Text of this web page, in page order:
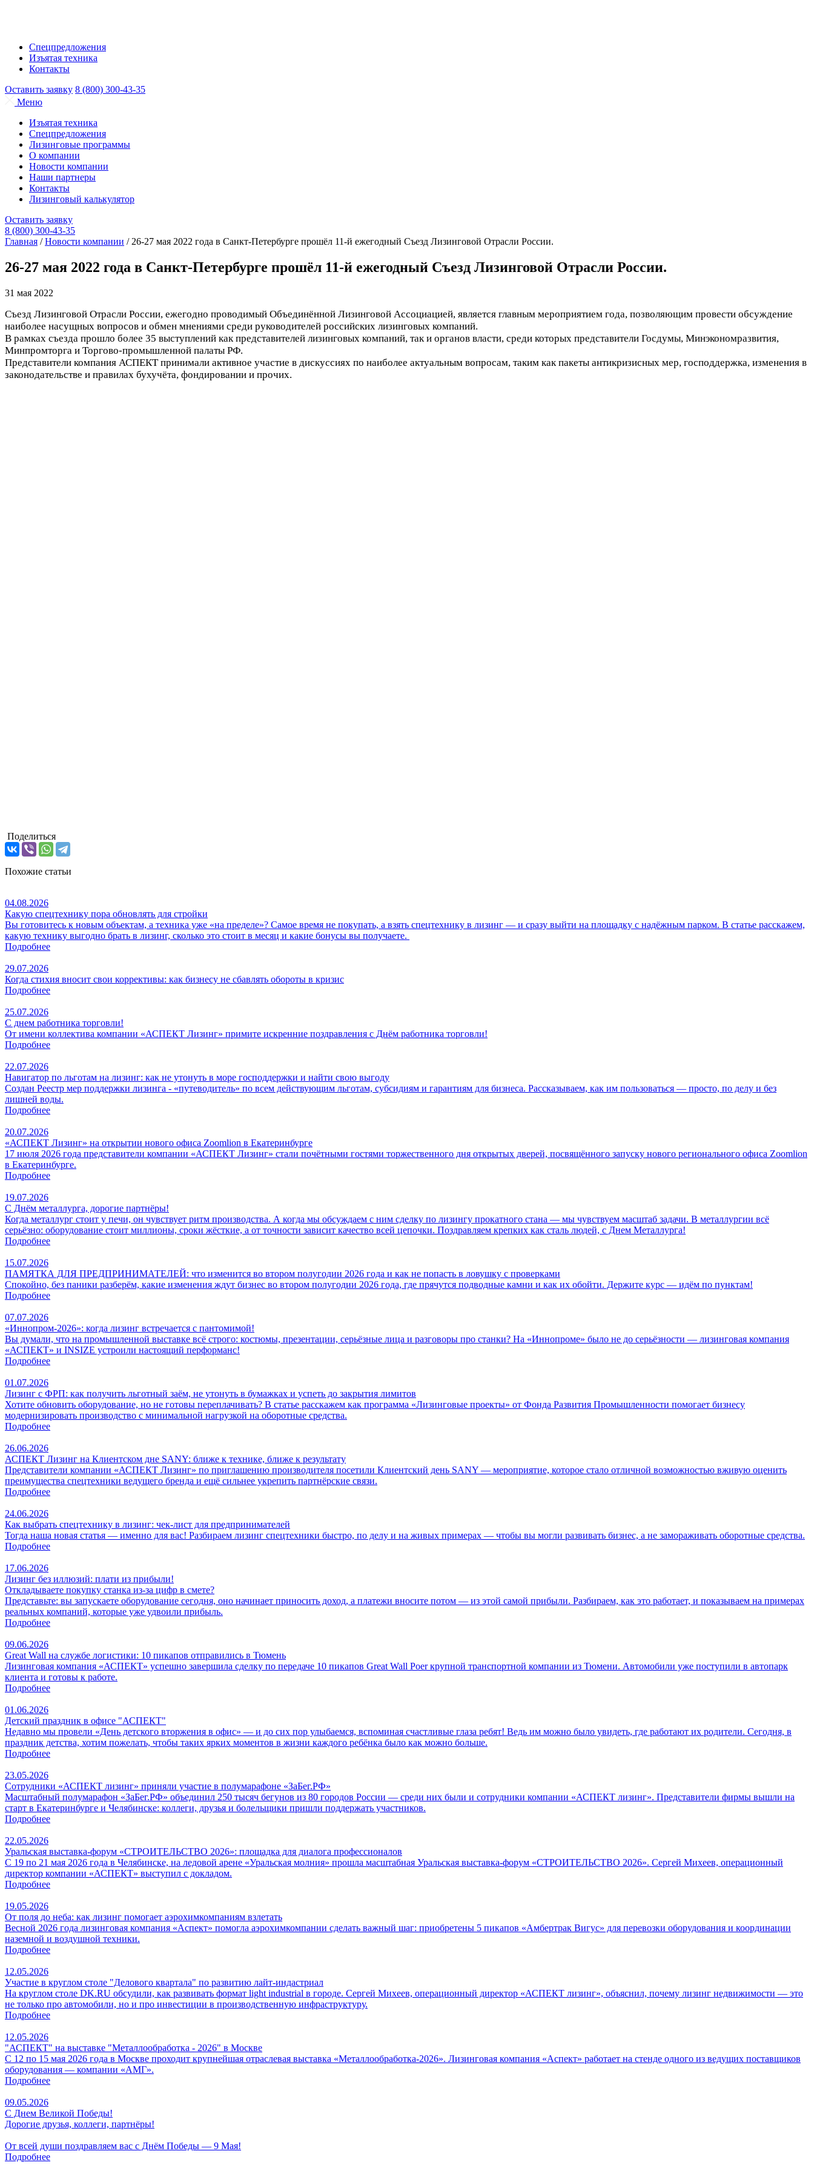
Спецпредложения
Изъятая техника
Контакты
Оставить заявку 8 (800) 300-43-35
Меню
Изъятая техника
Спецпредложения
Лизинговые программы
О компании
Новости компании
Наши партнеры
Контакты
Лизинговый калькулятор
Оставить заявку
8 (800) 300-43-35
Главная /Новости компании / 26-27 мая 2022 года в Санкт-Петербурге прошёл 11-й ежегодный Съезд Лизинговой Отрасли России.
26-27 мая 2022 года в Санкт-Петербурге прошёл 11-й ежегодный Съезд Лизинговой Отрасли России.
31 мая 2022
Съезд Лизинговой Отрасли России, ежегодно проводимый Объединённой Лизинговой Ассоциацией, является главным мероприятием года, позволяющим провести обсуждение
наиболее насущных вопросов и обмен мнениями среди руководителей российских лизинговых компаний.
В рамках съезда прошло более 35 выступлений как представителей лизинговых компаний, так и органов власти, среди которых представители Госдумы, Минэкономразвития,
Минпромторга и Торгово-промышленной палаты РФ.
Представители компания АСПЕКТ принимали активное участие в дискуссиях по наиболее актуальным вопросам, таким как пакеты антикризисных мер, господдержка, изменения в
законодательстве и правилах бухучёта, фондировании и прочих.
Поделиться
Похожие статьи
04.08.2026
Какую спецтехнику пора обновлять для стройки
Вы готовитесь к новым объектам, а техника уже «на пределе»? Самое время не покупать, а взять спецтехнику в лизинг — и сразу выйти на площадку с надёжным парком. В статье расскажем,
какую технику выгодно брать в лизинг, сколько это стоит в месяц и какие бонусы вы получаете.
Подробнее
29.07.2026
Когда стихия вносит свои коррективы: как бизнесу не сбавлять обороты в кризис
Подробнее
25.07.2026
С днем работника торговли!
От имени коллектива компании «АСПЕКТ Лизинг» примите искренние поздравления с Днём работника торговли!
Подробнее
22.07.2026
Навигатор по льготам на лизинг: как не утонуть в море господдержки и найти свою выгоду
Создан Реестр мер поддержки лизинга - «путеводитель» по всем действующим льготам, субсидиям и гарантиям для бизнеса. Рассказываем, как им пользоваться — просто, по делу и без
лишней воды.
Подробнее
20.07.2026
«АСПЕКТ Лизинг» на открытии нового офиса Zoomlion в Екатеринбурге
17 июля 2026 года представители компании «АСПЕКТ Лизинг» стали почётными гостями торжественного дня открытых дверей, посвящённого запуску нового регионального офиса Zoomlion
в Екатеринбурге.
Подробнее
19.07.2026
С Днём металлурга, дорогие партнёры!
Когда металлург стоит у печи, он чувствует ритм производства. А когда мы обсуждаем с ним сделку по лизингу прокатного стана — мы чувствуем масштаб задачи. В металлургии всё
серьёзно: оборудование стоит миллионы, сроки жёсткие, а от точности зависит качество всей цепочки. Поздравляем крепких как сталь людей, с Днем Металлурга!
Подробнее
15.07.2026
ПАМЯТКА ДЛЯ ПРЕДПРИНИМАТЕЛЕЙ: что изменится во втором полугодии 2026 года и как не попасть в ловушку с проверками
Спокойно, без паники разберём, какие изменения ждут бизнес во втором полугодии 2026 года, где прячутся подводные камни и как их обойти. Держите курс — идём по пунктам!
Подробнее
07.07.2026
«Иннопром-2026»: когда лизинг встречается с пантомимой!
Вы думали, что на промышленной выставке всё строго: костюмы, презентации, серьёзные лица и разговоры про станки? На «Иннопроме» было не до серьёзности — лизинговая компания
«АСПЕКТ» и INSIZE устроили настоящий перформанс!
Подробнее
01.07.2026
Лизинг с ФРП: как получить льготный заём, не утонуть в бумажках и успеть до закрытия лимитов
Хотите обновить оборудование, но не готовы переплачивать? В статье расскажем как программа «Лизинговые проекты» от Фонда Развития Промышленности помогает бизнесу
модернизировать производство с минимальной нагрузкой на оборотные средства.
Подробнее
26.06.2026
АСПЕКТ Лизинг на Клиентском дне SANY: ближе к технике, ближе к результату
Представители компании «АСПЕКТ Лизинг» по приглашению производителя посетили Клиентский день SANY — мероприятие, которое стало отличной возможностью вживую оценить
преимущества спецтехники ведущего бренда и ещё сильнее укрепить партнёрские связи.
Подробнее
24.06.2026
Как выбрать спецтехнику в лизинг: чек‑лист для предпринимателей
Тогда наша новая статья — именно для вас! Разбираем лизинг спецтехники быстро, по делу и на живых примерах — чтобы вы могли развивать бизнес, а не замораживать оборотные средства.
Подробнее
17.06.2026
Лизинг без иллюзий: плати из прибыли!
Откладываете покупку станка из‑за цифр в смете?
Представьте: вы запускаете оборудование сегодня, оно начинает приносить доход, а платежи вносите потом — из этой самой прибыли. Разбираем, как это работает, и показываем на примерах
реальных компаний, которые уже удвоили прибыль.
Подробнее
09.06.2026
Great Wall на службе логистики: 10 пикапов отправились в Тюмень
Лизинговая компания «АСПЕКТ» успешно завершила сделку по передаче 10 пикапов Great Wall Poer крупной транспортной компании из Тюмени. Автомобили уже поступили в автопарк
клиента и готовы к работе.
Подробнее
01.06.2026
Детский праздник в офисе "АСПЕКТ"
Недавно мы провели «День детского вторжения в офис» — и до сих пор улыбаемся, вспоминая счастливые глаза ребят! Ведь им можно было увидеть, где работают их родители. Сегодня, в
праздник детства, хотим пожелать, чтобы таких ярких моментов в жизни каждого ребёнка было как можно больше.
Подробнее
23.05.2026
Сотрудники «АСПЕКТ лизинг» приняли участие в полумарафоне «ЗаБег.РФ»
Масштабный полумарафон «ЗаБег.РФ» объединил 250 тысяч бегунов из 80 городов России — среди них были и сотрудники компании «АСПЕКТ лизинг». Представители фирмы вышли на
старт в Екатеринбурге и Челябинске: коллеги, друзья и болельщики пришли поддержать участников.
Подробнее
22.05.2026
Уральская выставка-форум «СТРОИТЕЛЬСТВО 2026»: площадка для диалога профессионалов
С 19 по 21 мая 2026 года в Челябинске, на ледовой арене «Уральская молния» прошла масштабная Уральская выставка-форум «СТРОИТЕЛЬСТВО 2026». Сергей Михеев, операционный
директор компании «АСПЕКТ» выступил с докладом.
Подробнее
19.05.2026
От поля до неба: как лизинг помогает аэрохимкомпаниям взлетать
Весной 2026 года лизинговая компания «Аспект» помогла аэрохимкомпании сделать важный шаг: приобретены 5 пикапов «Амбертрак Вигус» для перевозки оборудования и координации
наземной и воздушной техники.
Подробнее
12.05.2026
Участие в круглом столе "Делового квартала" по развитию лайт-индастриал
На круглом столе DK.RU обсудили, как развивать формат light industrial в городе. Сергей Михеев, операционный директор «АСПЕКТ лизинг», объяснил, почему лизинг недвижимости — это
не только про автомобили, но и про инвестиции в производственную инфраструктуру.
Подробнее
12.05.2026
"АСПЕКТ" на выставке "Металлообработка - 2026" в Москве
С 12 по 15 мая 2026 года в Москве проходит крупнейшая отраслевая выставка «Металлообработка‑2026». Лизинговая компания «Аспект» работает на стенде одного из ведущих поставщиков
оборудования — компании «АМГ».
Подробнее
09.05.2026
С Днем Великой Победы!
Дорогие друзья, коллеги, партнёры!
От всей души поздравляем вас с Днём Победы — 9 Мая!
Подробнее